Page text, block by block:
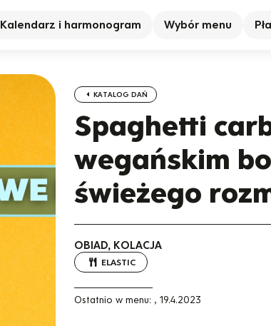
Kalendarz i harmonogram Wybór menu
KATALOG DAŃ
Spaghetti
wegańskim
świeżego
OBIAD, KOLACJA
ELASTIC
Ostatnio w menu: , 19.4.2023